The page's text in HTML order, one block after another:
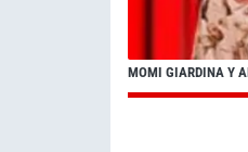
MOMI GIARDINA Y